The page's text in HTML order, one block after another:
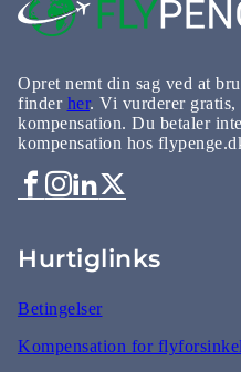
Opret nemt din sag ved at
finder her. Vi vurderer gratis,
kompensation. Du betaler
kompensation hos
Hurtiglinks
Betingelser
Kompensation for